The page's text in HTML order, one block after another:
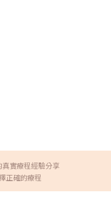
實療程經驗分享
正確的療程